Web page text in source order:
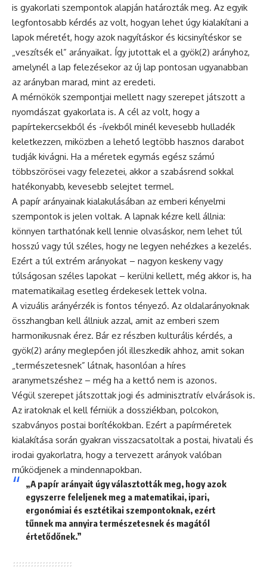
is gyakorlati szempontok alapján határozták meg. Az egyik
legfontosabb kérdés az volt, hogyan lehet úgy kialakítani a
lapok méretét, hogy azok nagyításkor és kicsinyítéskor se
„veszítsék el” arányaikat. Így jutottak el a gyök(2) arányhoz,
amelynél a lap felezésekor az új lap pontosan ugyanabban
az arányban marad, mint az eredeti.
A mérnökök szempontjai mellett nagy szerepet játszott a
nyomdászat gyakorlata is. A cél az volt, hogy a
papírtekercsekből és -ívekből minél kevesebb hulladék
keletkezzen, miközben a lehető legtöbb hasznos darabot
tudják kivágni. Ha a méretek egymás egész számú
többszörösei vagy felezetei, akkor a szabásrend sokkal
hatékonyabb, kevesebb selejtet termel.
A papír arányainak kialakulásában az emberi kényelmi
szempontok is jelen voltak. A lapnak kézre kell állnia:
könnyen tarthatónak kell lennie olvasáskor, nem lehet túl
hosszú vagy túl széles, hogy ne legyen nehézkes a kezelés.
Ezért a túl extrém arányokat – nagyon keskeny vagy
túlságosan széles lapokat – kerülni kellett, még akkor is, ha
matematikailag esetleg érdekesek lettek volna.
A vizuális arányérzék is fontos tényező. Az oldalarányoknak
összhangban kell állniuk azzal, amit az emberi szem
harmonikusnak érez. Bár ez részben kulturális kérdés, a
gyök(2) arány meglepően jól illeszkedik ahhoz, amit sokan
„természetesnek” látnak, hasonlóan a híres
aranymetszéshez – még ha a kettő nem is azonos.
Végül szerepet játszottak jogi és adminisztratív elvárások is.
Az iratoknak el kell férniük a dossziékban, polcokon,
szabványos postai borítékokban. Ezért a papírméretek
kialakítása során gyakran visszacsatoltak a postai, hivatali és
irodai gyakorlatra, hogy a tervezett arányok valóban
működjenek a mindennapokban.
„A papír arányait úgy választották meg, hogy azok
egyszerre feleljenek meg a matematikai, ipari,
ergonómiai és esztétikai szempontoknak, ezért
tűnnek ma annyira természetesnek és magától
értetődőnek.”